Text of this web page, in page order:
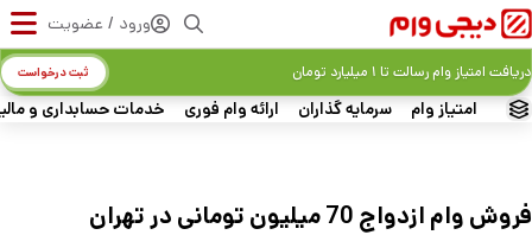
ورود / عضویت
امتیاز وام سرمایه گذاران ارائه وام فوری خدمات حسابداری و
دریافت امتیاز وام رسالت تا ۱ میلیارد تومان ثبت درخواست
فروش وام ازدواج 70 میلیون تومانی در تهران